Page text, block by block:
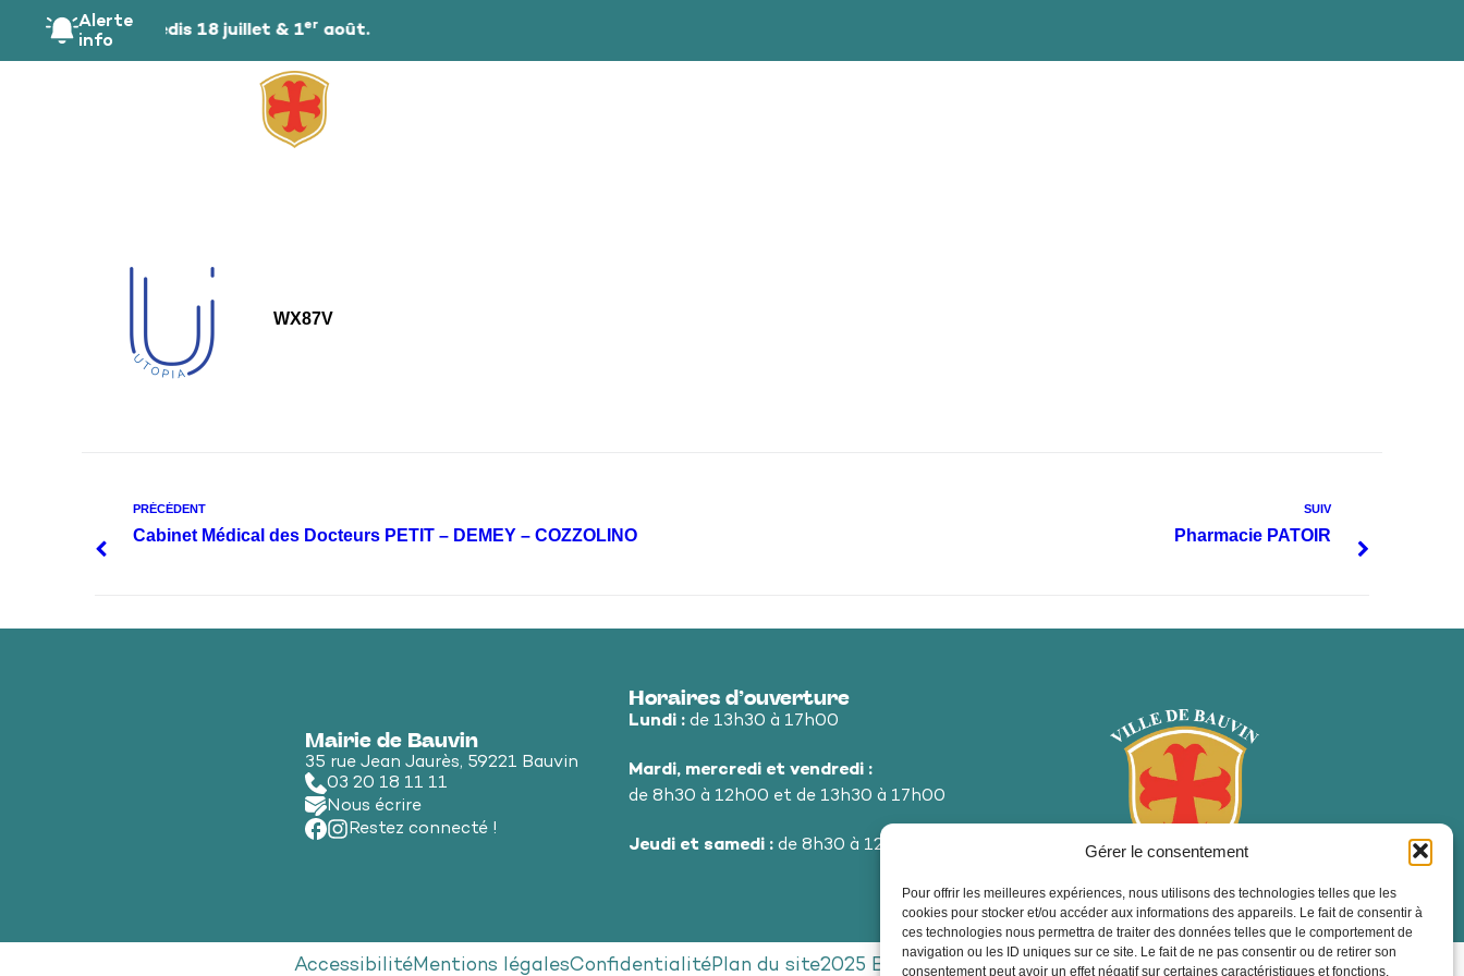
Gérer le consentement
Pour offrir les meilleures expériences, nous utilisons des technologies telles que les
cookies pour stocker et/ou accéder aux informations des appareils. Le fait de consentir à
ces technologies nous permettra de traiter des données telles que le comportement de
navigation ou les ID uniques sur ce site. Le fait de ne pas consentir ou de retirer son
consentement peut avoir un effet négatif sur certaines caractéristiques et fonctions.
principal
Alerte
info
public les samedis 18 juillet & 1eraoût.
WX87V
PRÉCÉDENT
Cabinet Médical des Docteurs PETIT – DEMEY – COZZOLINO
SUIV
Pharmacie PATOIR
Mairie de Bauvin
35 rue Jean Jaurès, 59221 Bauvin
03 20 18 11 11
Nous écrire
Restez connecté !
Horaires d’ouverture
Lundi :de 13h30 à 17h00
Mardi, mercredi et vendredi :
de 8h30 à 12h00 et de 13h30 à 17h00
Jeudi et samedi :de 8h30 à 12h00
AccessibilitéMentions légalesConfidentialitéPlan du site2025 Bauvin - Propulsé par Utopia